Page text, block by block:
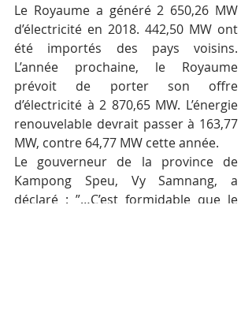
Le Royaume a généré 2 650,26 MW
d’électricité en 2018. 442,50 MW ont
été importés des pays voisins.
L’année prochaine, le Royaume
prévoit de porter son offre
d’électricité à 2 870,65 MW. L’énergie
renouvelable devrait passer à 163,77
MW, contre 64,77 MW cette année.
Le gouverneur de la province de
Kampong Speu, Vy Samnang, a
déclaré : ”…C’est formidable que le